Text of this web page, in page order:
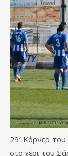
29′ Κόρνερ
στο χέρι του